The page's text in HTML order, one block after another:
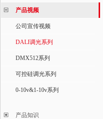
产品视频
公司宣传视频
DALI调光系列
DMX512系列
可控硅调光系列
0-10v&1-10v系列
产品知识